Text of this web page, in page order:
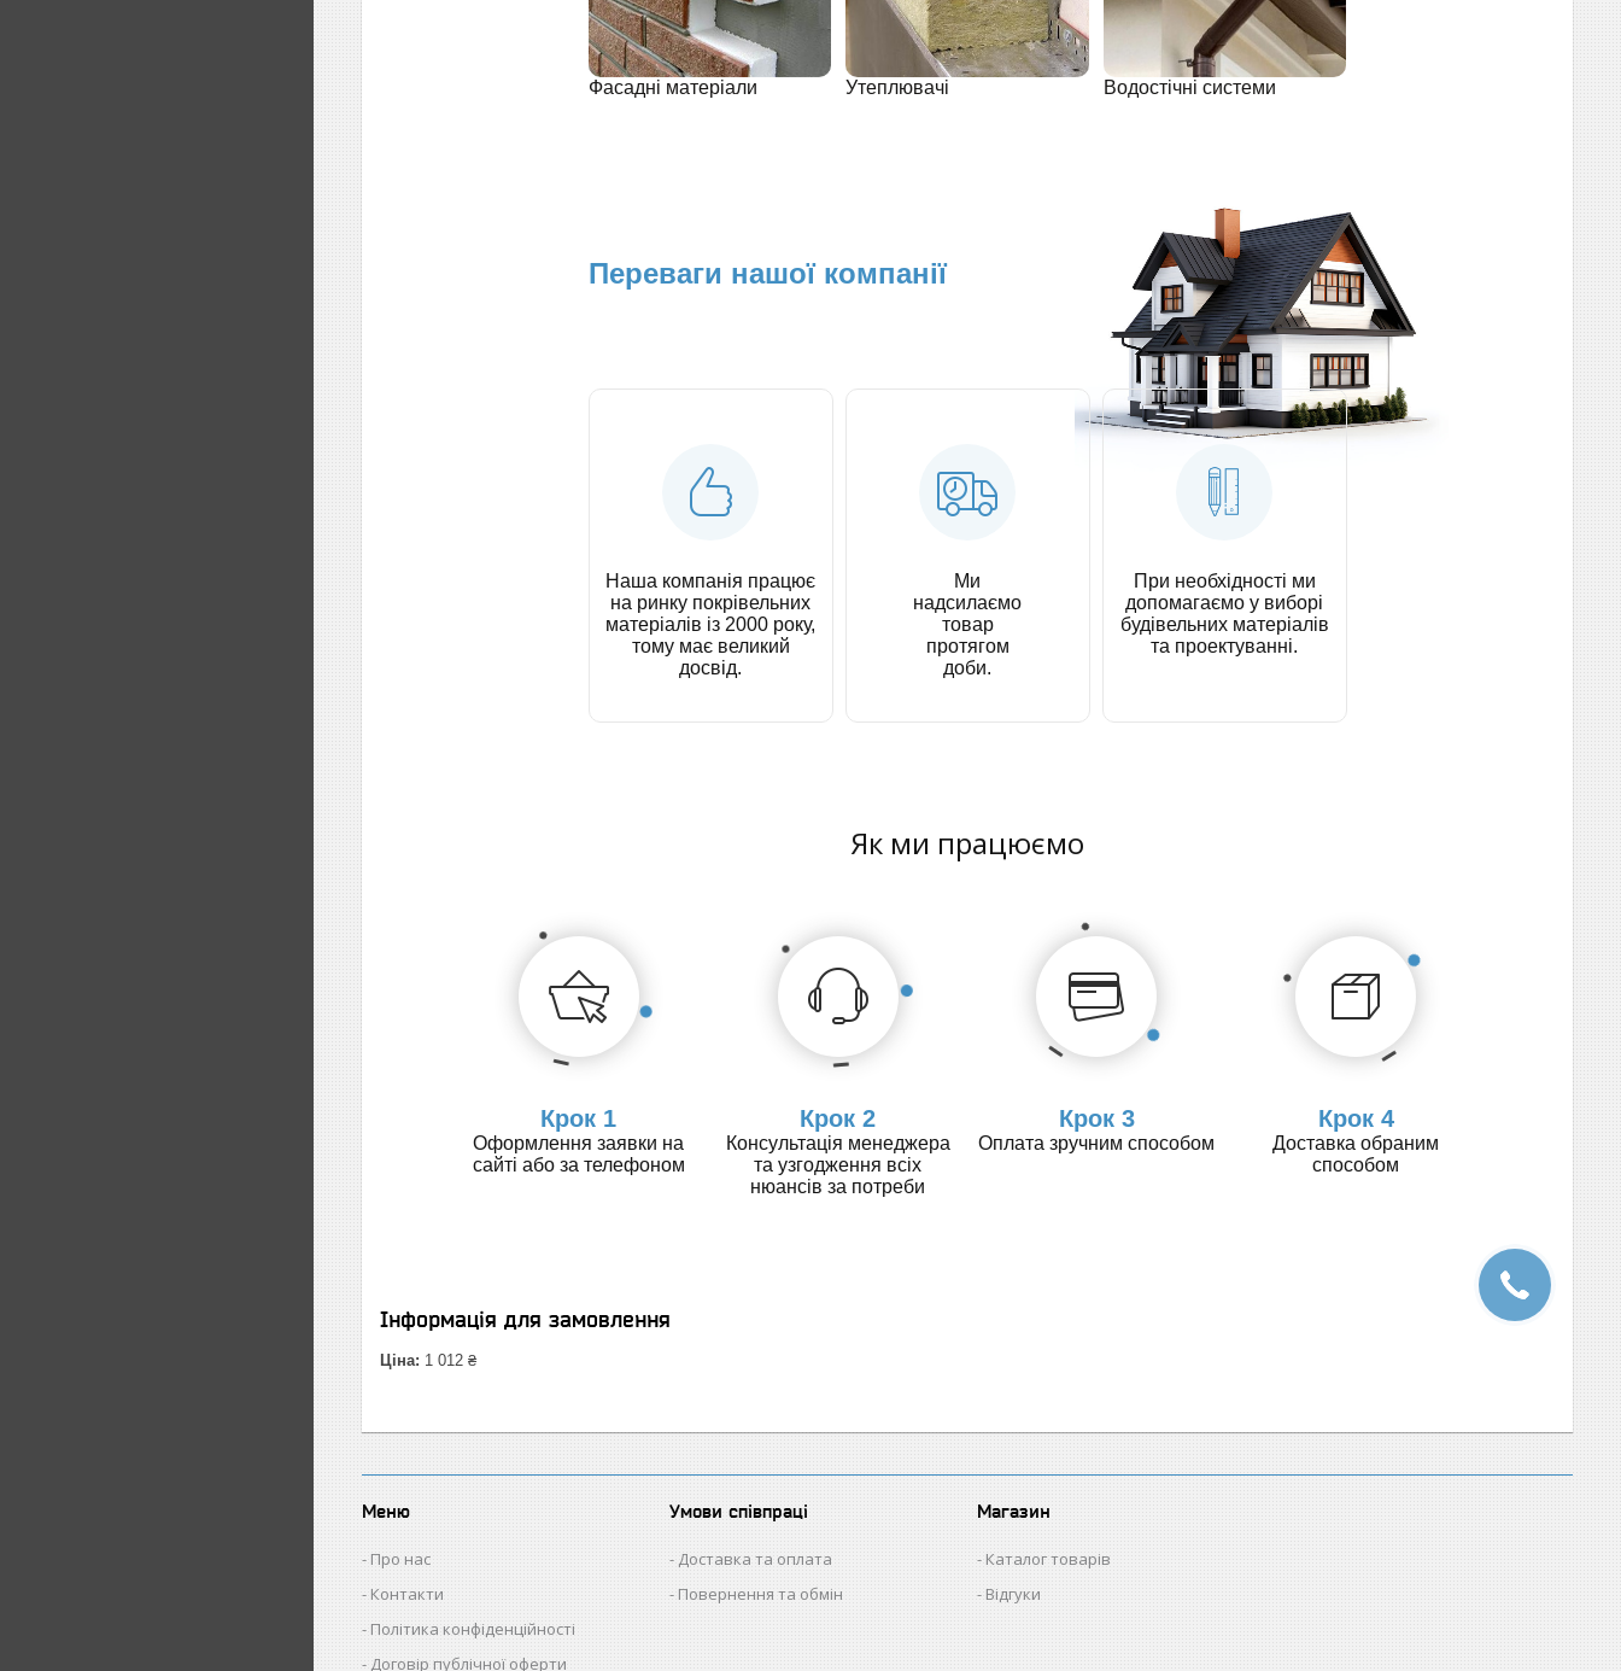
Фасадні матеріали Утеплювачі Водостічні системи
Переваги нашої компанії
Наша компанія працює
на ринку покрівельних
матеріалів із 2000 року,
тому має великий
досвід.
Ми
надсилаємо
товар
протягом
доби.
При необхідності ми
допомагаємо у виборі
будівельних матеріалів
та проектуванні.
Як ми працюємо
Крок 1
Оформлення заявки на
сайті або за телефоном
Крок 2
Консультація менеджера
та узгодження всіх
нюансів за потреби
Крок 3
Оплата зручним способом
Крок 4
Доставка обраним
способом
Інформація для замовлення
Ціна: 1 012 ₴
Меню
Про нас
Контакти
Політика конфіденційності
Договір публічної оферти
Умови співпраці
Доставка та оплата
Повернення та обмін
Магазин
Каталог товарів
Відгуки